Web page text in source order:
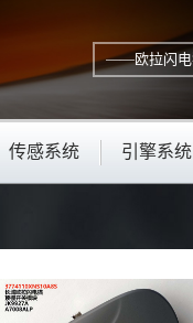
传感系统 引擎系统